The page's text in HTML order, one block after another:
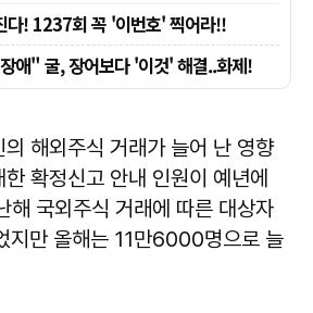
해외주식 거래가 늘어 난 영향
확정신고 안내 인원이 예년에
해 국외주식 거래에 따른 대상자
만 올해는 11만6000명으로 늘